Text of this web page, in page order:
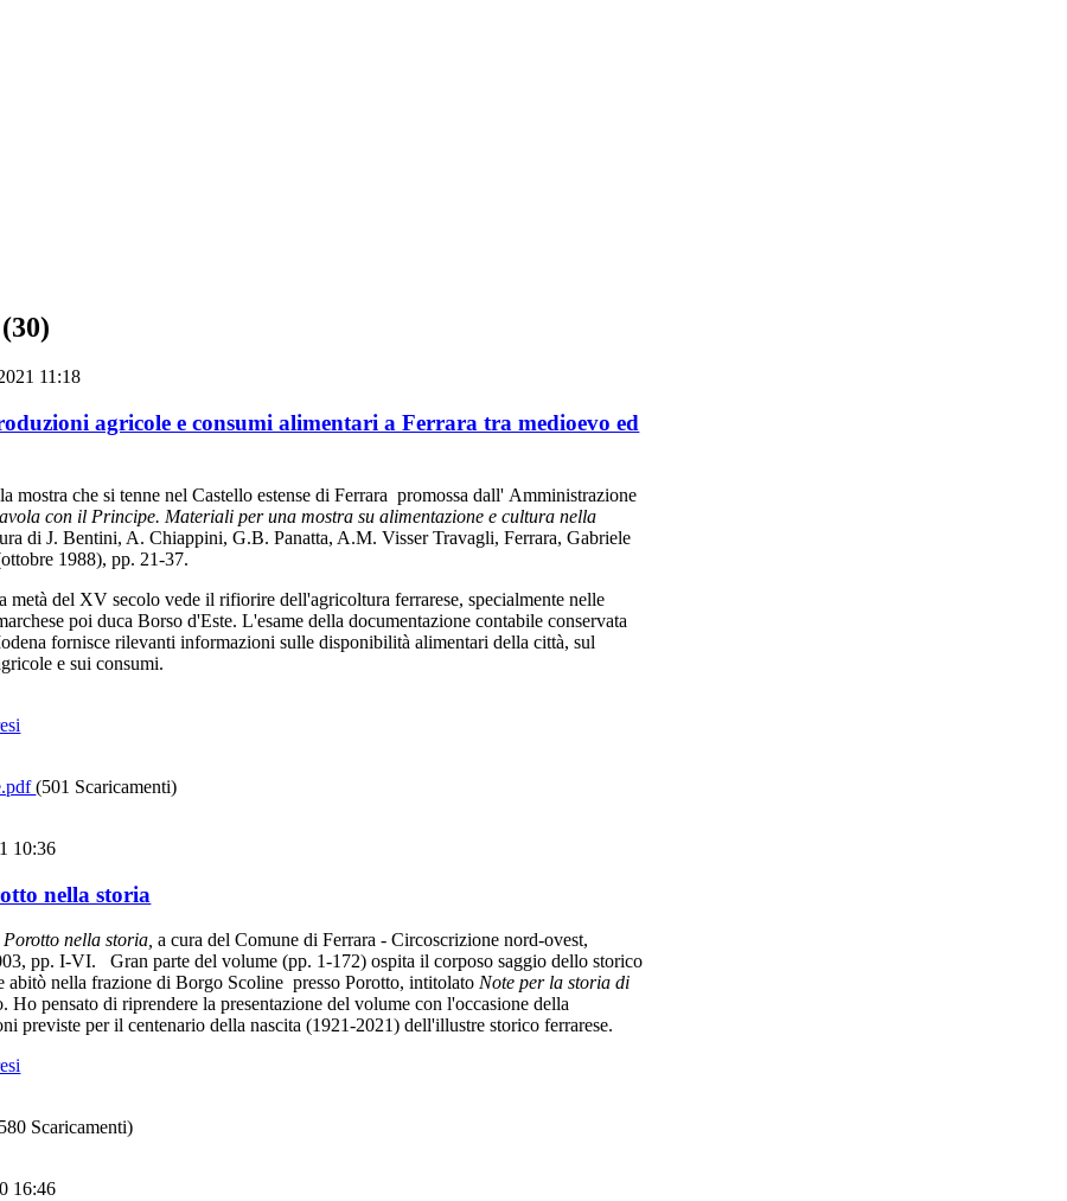
11:18
agricole e consumi alimentari a Ferrara tra medioevo ed
mostra che si tenne nel Castello estense di Ferrara promossa dall' Amministrazione
con il Principe. Materiali per una mostra su alimentazione e cultura nella
di J. Bentini, A. Chiappini, G.B. Panatta, A.M. Visser Travagli, Ferrara, Gabriele
1988), pp. 21-37.
metà del XV secolo vede il rifiorire dell'agricoltura ferrarese, specialmente nelle
poi duca Borso d'Este. L'esame della documentazione contabile conservata
fornisce rilevanti informazioni sulle disponibilità alimentari della città, sul
e sui consumi.
(501 Scaricamenti)
10:36
nella storia
Porotto nella storia,a cura del Comune di Ferrara - Circoscrizione nord-ovest,
pp. I-VI. Gran parte del volume (pp. 1-172) ospita il corposo saggio dello storico
abitò nella frazione di Borgo Scoline presso Porotto, intitolato Note per la storia di
Ho pensato di riprendere la presentazione del volume con l'occasione della
previste per il centenario della nascita (1921-2021) dell'illustre storico ferrarese.
Scaricamenti)
16:46